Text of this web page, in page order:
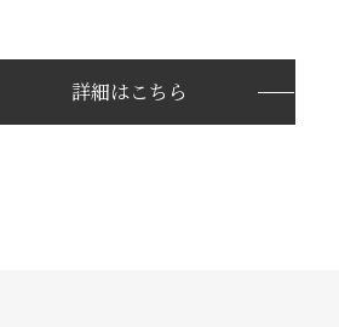
詳細はこちら